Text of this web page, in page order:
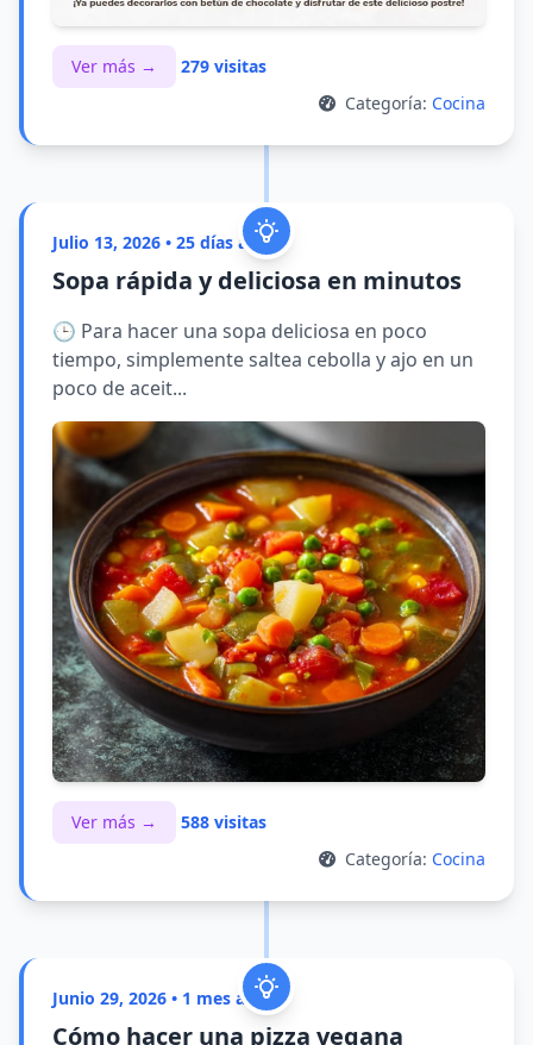
Ver más →
279 visitas
Categoría: Cocina
Julio 13, 2026 • 25 días atrás
Sopa rápida y deliciosa en minutos
🕒 Para hacer una sopa deliciosa en poco
tiempo, simplemente saltea cebolla y ajo en un
poco de aceit...
Ver más →
588 visitas
Categoría: Cocina
Junio 29, 2026 • 1 mes atrás
Cómo hacer una pizza vegana